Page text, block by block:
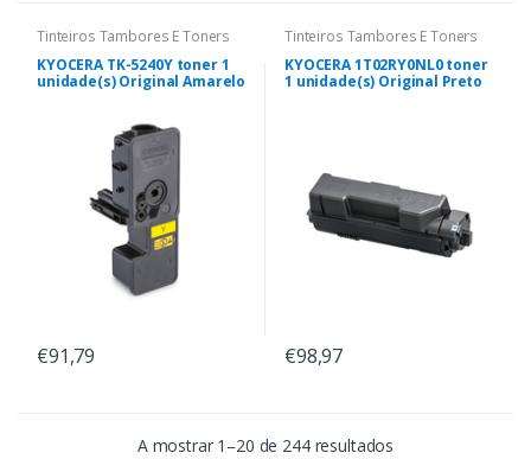
Tinteiros Tambores E Toners
KYOCERA TK-5240Y toner 1
unidade(s) Original Amarelo
€91,79
Tinteiros Tambores E Toners
KYOCERA 1T02RY0NL0 toner
1 unidade(s) Original Preto
€98,97
A mostrar 1–20 de 244 resultados